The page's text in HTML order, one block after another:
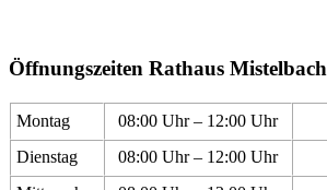
Öffnungszeiten Rathaus Mistelbach
Montag 08:00 Uhr – 12:00 Uhr
Dienstag
08:00 Uhr – 12:00 Uhr